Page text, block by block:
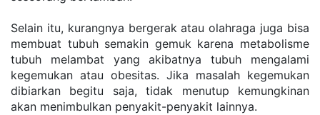
Selain itu, kurangnya bergerak atau olahraga juga bisa
membuat tubuh semakin gemuk karena metabolisme
tubuh melambat yang akibatnya tubuh mengalami
kegemukan atau obesitas. Jika masalah kegemukan
dibiarkan begitu saja, tidak menutup kemungkinan
akan menimbulkan penyakit-penyakit lainnya.